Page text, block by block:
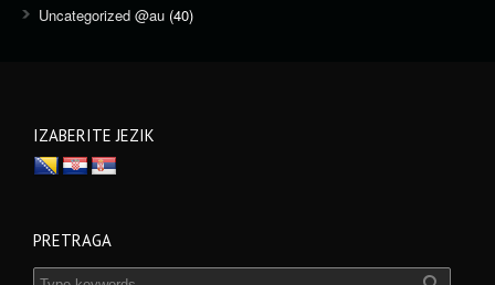
Uncategorized @au (40)
IZABERITE JEZIK
PRETRAGA